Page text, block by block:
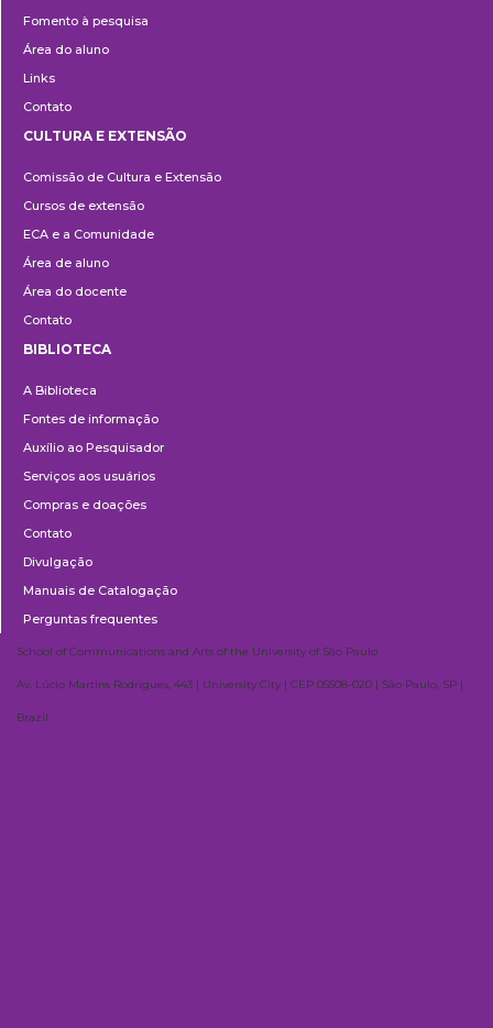
Fomento à pesquisa
Área do aluno
Links
Contato
e
Extensão
CULTURA E EXTENSÃO
Comissão de Cultura e Extensão
Cursos de extensão
ECA e a Comunidade
Área de aluno
Área do docente
Contato
BIBLIOTECA
A Biblioteca
Fontes de informação
Auxílio ao Pesquisador
Serviços aos usuários
Compras e doações
Contato
Divulgação
Manuais de Catalogação
Perguntas frequentes
School of Communications and Arts of the University of São Paulo
Av. Lúcio Martins Rodrigues, 443 | University City | CEP 05508-020 | São Paulo, SP |
Brazil